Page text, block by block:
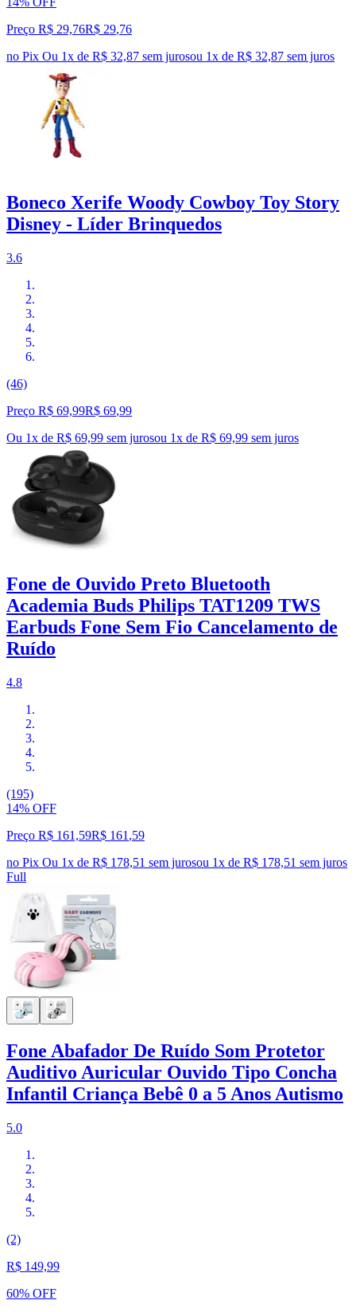
Preço R$ 29,76R$ 29,76
no Pix Ou 1x de R$ 32,87 sem jurosou 1x de R$ 32,87 sem juros
Boneco Xerife Woody Cowboy Toy Story
Disney - Líder Brinquedos
3.6
(46)
Preço R$ 69,99R$ 69,99
Ou 1x de R$ 69,99 sem jurosou 1x de R$ 69,99 sem juros
Fone de Ouvido Preto Bluetooth
Academia Buds Philips TAT1209 TWS
Earbuds Fone Sem Fio Cancelamento de
Ruído
4.8
(195)
14% OFF
Preço R$ 161,59R$ 161 ,59
no Pix Ou 1x de R$ 178,51 sem jurosou 1x de R$ 178,51 sem juros
Full
Fone Abafador De Ruído Som Protetor
Auditivo Auricular Ouvido Tipo Concha
Infantil Criança Bebê 0 a 5 Anos Autismo
5.0
(2)
R$ 149,99
60% OFF